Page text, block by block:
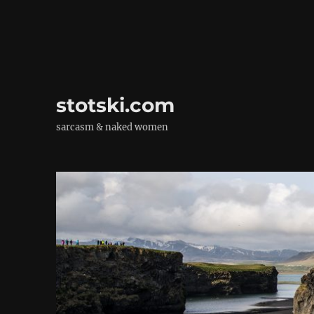
stotski.com
sarcasm & naked women